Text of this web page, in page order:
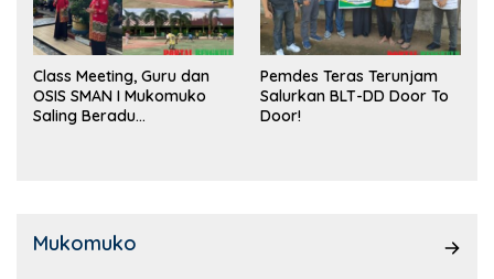
Class Meeting, Guru dan
OSIS SMAN I Mukomuko
Saling Beradu
Pemdes Teras Terunjam
Salurkan BLT-DD Door To
Door!
Mukomuko